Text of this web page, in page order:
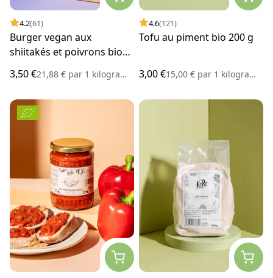
4.2(61)
Burger vegan aux
shiitakés et poivrons bio
3,50 €21,88 € par 1 kilogramme
4.6(121)
Tofu au piment bio 200 g
3,00 €15,00 € par 1 kilogramme